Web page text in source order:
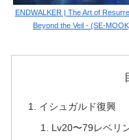
ENDWALKER | The Art of
Beyond the Veil - (SE-
イシュガルド復興
Lv20〜79レベリ